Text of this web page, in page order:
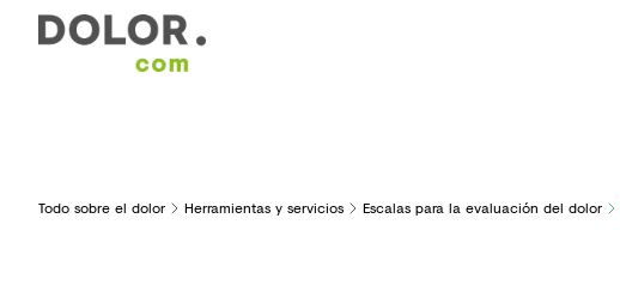
Todo sobre el dolor Herramientas y servicios Escalas para la evaluación del dolor